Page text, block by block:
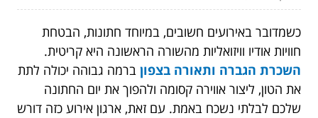
כשמדובר באירועים חשובים, במיוחד חתונות, הבטחת
חוויות אודיו וויזואליות מהשורה הראשונה היא קריטית.
השכרת הגברה ותאורה בצפון ברמה גבוהה יכולה לתת
את הטון, ליצור אווירה קסומה ולהפוך את יום החתונה
שלכם לבלתי נשכח באמת. עם זאת, ארגון אירוע כזה דורש